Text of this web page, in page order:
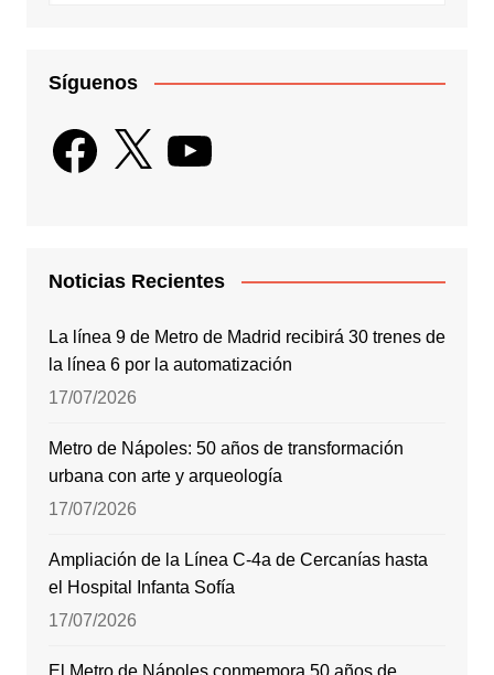
Síguenos
Facebook
X YouTube
Noticias Recientes
La línea 9 de Metro de Madrid recibirá 30 trenes de
la línea 6 por la automatización
17/07/2026
Metro de Nápoles: 50 años de transformación
urbana con arte y arqueología
17/07/2026
Ampliación de la Línea C-4a de Cercanías hasta
el Hospital Infanta Sofía
17/07/2026
El Metro de Nápoles conmemora 50 años de